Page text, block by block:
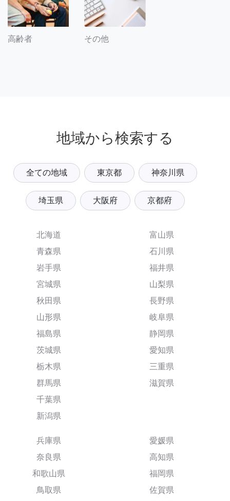
高齢者 その他
地域から検索する
全ての地域 東京都 神奈川県
埼玉県 大阪府 京都府
北海道
青森県
岩手県
宮城県
秋田県
山形県
福島県
茨城県
栃木県
群馬県
千葉県
新潟県
富山県
石川県
福井県
山梨県
長野県
岐阜県
静岡県
愛知県
三重県
滋賀県
兵庫県
奈良県
和歌山県
鳥取県
愛媛県
高知県
福岡県
佐賀県